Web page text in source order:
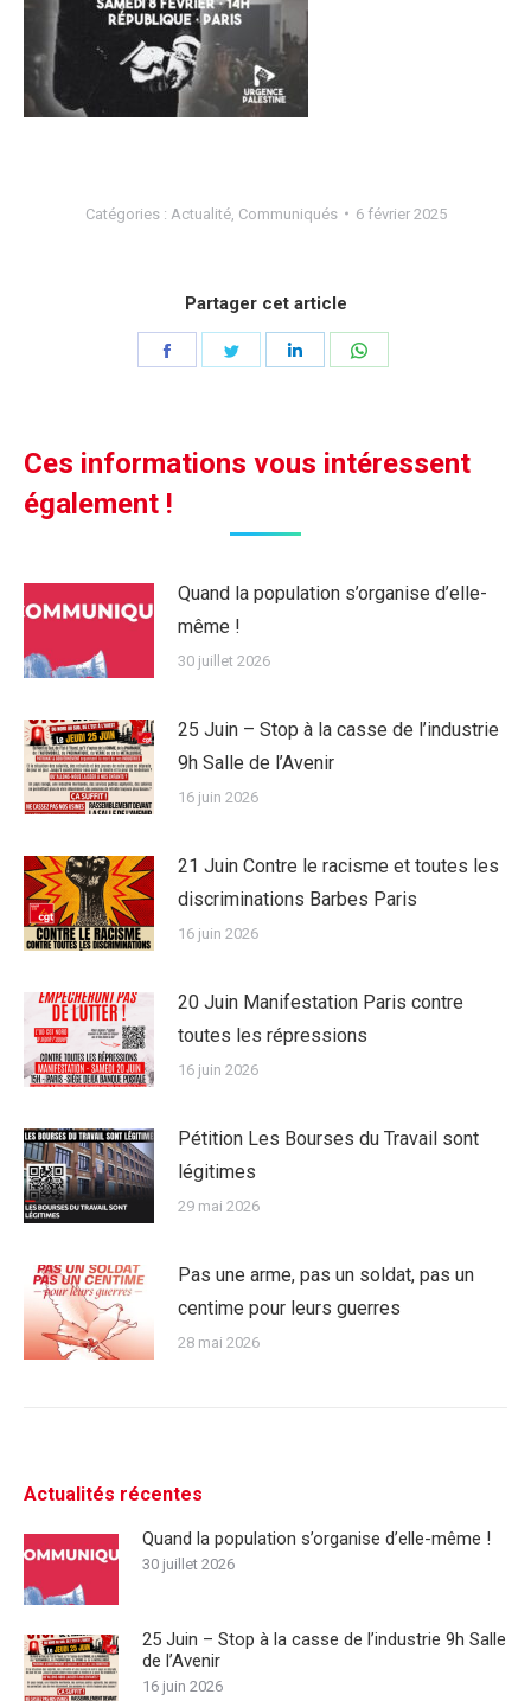
Catégories : Actualité, Communiqués 6 février 2025
Partager cet article
Partager Partager Partager
Ces informations vous intéressent
également !
Quand la population s’organise d’elle-
même !
30 juillet 2026
25 Juin – Stop à la casse de l’industrie
9h Salle de l’Avenir
16 juin 2026
21 Juin Contre le racisme et toutes les
discriminations Barbes Paris
16 juin 2026
20 Juin Manifestation Paris contre
toutes les répressions
16 juin 2026
Pétition Les Bourses du Travail sont
légitimes
29 mai 2026
Pas une arme, pas un soldat, pas un
centime pour leurs guerres
28 mai 2026
Actualités récentes
Quand la population s’organise d’elle-même !
30 juillet 2026
25 Juin – Stop à la casse de l’industrie 9h Salle
de l’Avenir
16 juin 2026